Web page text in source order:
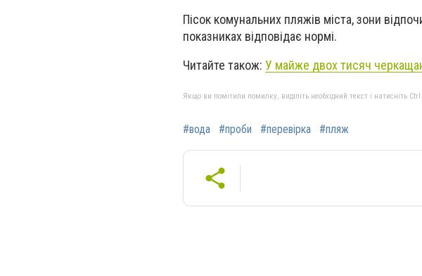
Пісок комунальних пляжів міста, зони
показниках відповідає нормі.
Читайте також: У майже двох тисяч
Якщо ви помітили помилку, виділіть необхідний текст і натисніть
#вода #проби #перевірка #пляж